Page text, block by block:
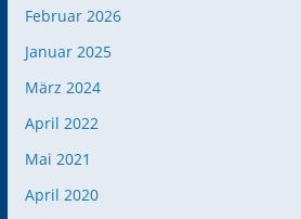
Februar 2026
Januar 2025
März 2024
April 2022
Mai 2021
April 2020